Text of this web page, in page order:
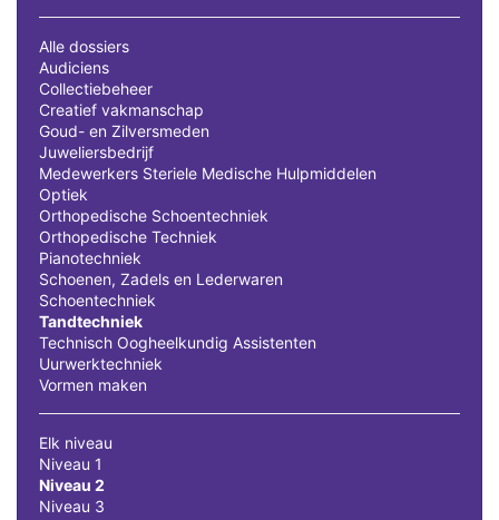
Alle dossiers
Audiciens
Collectiebeheer
Creatief vakmanschap
Goud- en Zilversmeden
Juweliersbedrijf
Medewerkers Steriele Medische Hulpmiddelen
Optiek
Orthopedische Schoentechniek
Orthopedische Techniek
Pianotechniek
Schoenen, Zadels en Lederwaren
Schoentechniek
Tandtechniek
Technisch Oogheelkundig Assistenten
Uurwerktechniek
Vormen maken
Elk niveau
Niveau 1
Niveau 2
Niveau 3